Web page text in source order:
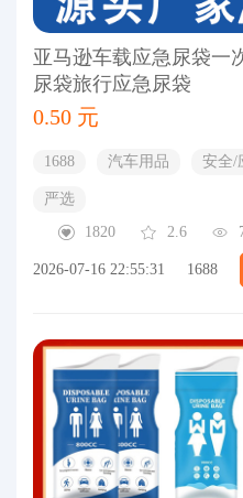
亚马逊车载应急尿袋一
尿袋旅行应急尿袋
0.50 元
1688 汽车用品 安全/
严选
1820
2.6
2026-07-16 22:55:31 1688